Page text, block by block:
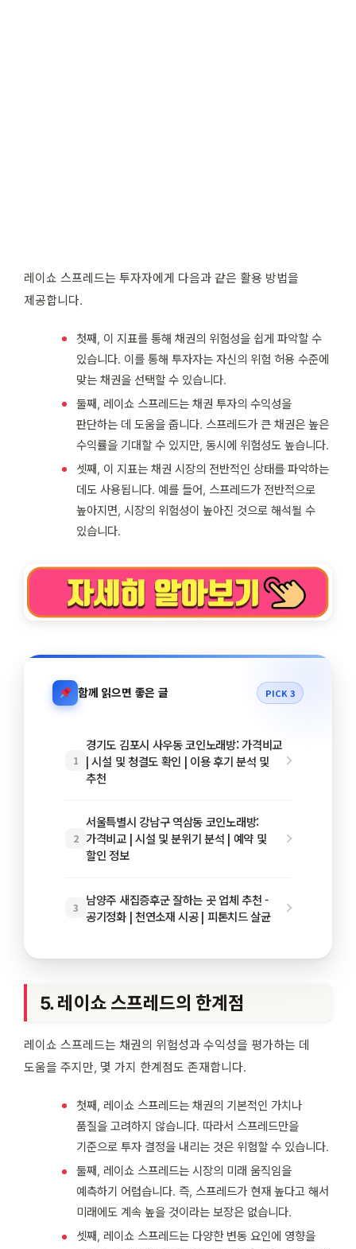
레이쇼 스프레드는 투자자에게 다음과 같은 활용 방법을
제공합니다.
첫째, 이 지표를 통해 채권의 위험성을 쉽게 파악할 수
있습니다. 이를 통해 투자자는 자신의 위험 허용 수준에
맞는 채권을 선택할 수 있습니다.
둘째, 레이쇼 스프레드는 채권 투자의 수익성을
판단하는 데 도움을 줍니다. 스프레드가 큰 채권은 높은
수익률을 기대할 수 있지만, 동시에 위험성도 높습니다.
셋째, 이 지표는 채권 시장의 전반적인 상태를 파악하는
데도 사용됩니다. 예를 들어, 스프레드가 전반적으로
높아지면, 시장의 위험성이 높아진 것으로 해석될 수
있습니다.
함께 읽으면 좋은 글 PICK 3
1
경기도 김포시 사우동 코인노래방: 가격비교
| 시설 및 청결도 확인 | 이용 후기 분석 및
추천
2
서울특별시 강남구 역삼동 코인노래방:
가격비교 | 시설 및 분위기 분석 | 예약 및
할인 정보
3
남양주 새집증후군 잘하는 곳 업체 추천 -
공기정화 | 천연소재 시공 | 피톤치드 살균
5. 레이쇼 스프레드의 한계점
레이쇼 스프레드는 채권의 위험성과 수익성을 평가하는 데
도움을 주지만, 몇 가지 한계점도 존재합니다.
첫째, 레이쇼 스프레드는 채권의 기본적인 가치나
품질을 고려하지 않습니다. 따라서 스프레드만을
기준으로 투자 결정을 내리는 것은 위험할 수 있습니다.
둘째, 레이쇼 스프레드는 시장의 미래 움직임을
예측하기 어렵습니다. 즉, 스프레드가 현재 높다고 해서
미래에도 계속 높을 것이라는 보장은 없습니다.
셋째, 레이쇼 스프레드는 다양한 변동 요인에 영향을